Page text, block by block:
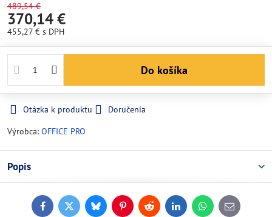
489,54 €
370,14 €
455,27 € s DPH
Do košíka
Otázka k produktu
Doručenia
Výrobca: OFFICE PRO
Popis
FacebookTwitterBlueskyPinterestReddit LinkedInWhatsApp
E-